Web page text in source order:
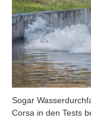
Sogar
Corsa in den Tests